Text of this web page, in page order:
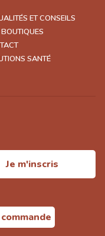
ET CONSEILS
SANTÉ
Je m'inscris